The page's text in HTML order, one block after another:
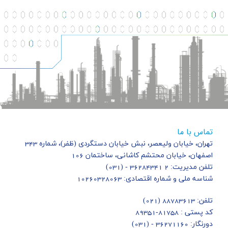
تماس با ما
تهران، خیابان ولیعصر، نبش خیابان دستگردی (ظفر)، شماره 343
اصفهان، خیابان محتشم کاشانی، ساختمان 106
تلفن مدیریت: 2 36284341 - (031)
شناسه ملی و شماره اقتصادی: 10260328063
تلفن: 88783613 (021)
کد پستی : 81758-89351
دورنگار: 36271160 - (031)